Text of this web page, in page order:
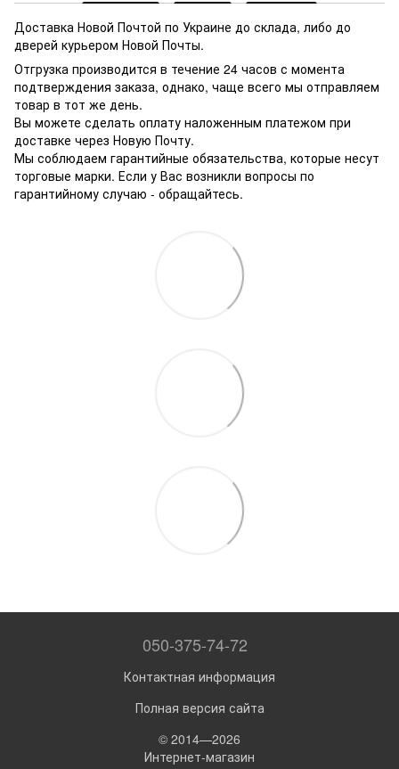
Доставка Новой Почтой по Украине до склада, либо до
дверей курьером Новой Почты.
Отгрузка производится в течение 24 часов с момента
подтверждения заказа, однако, чаще всего мы отправляем
товар в тот же день.
Вы можете сделать оплату наложенным платежом при
доставке через Новую Почту.
Мы соблюдаем гарантийные обязательства, которые несут
торговые марки. Если у Вас возникли вопросы по
гарантийному случаю - обращайтесь.
050-375-74-72
Контактная информация
Полная версия сайта
© 2014—2026
Интернет-магазин